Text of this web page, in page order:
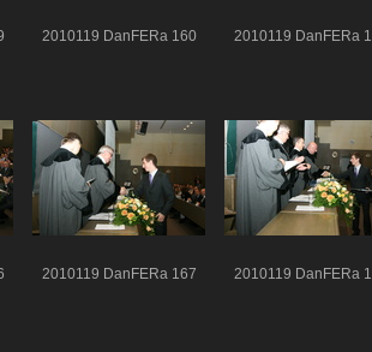
2010119 DanFERa 160 2010119 DanFERa
2010119 DanFERa 167 2010119 DanFERa